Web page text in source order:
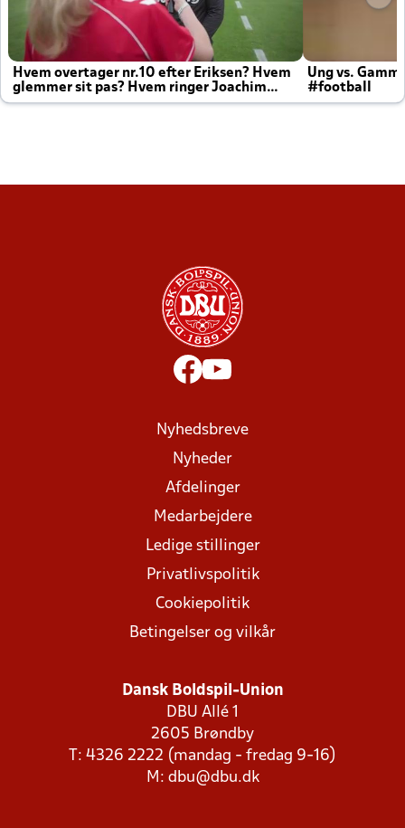
Hvem overtager nr.10 efter Eriksen? Hvem
glemmer sit pas? Hvem ringer Joachim
altid til efter kampe?
Ung vs.
#football
Nyhedsbreve
Nyheder
Afdelinger
Medarbejdere
Ledige stillinger
Privatlivspolitik
Cookiepolitik
Betingelser og vilkår
Dansk Boldspil-Union
DBU Allé 1
2605 Brøndby
T: 4326 2222 (mandag - fredag 9-16)
M: dbu@dbu.dk